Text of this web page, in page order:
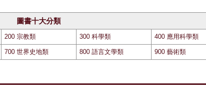
圖書十大分類
200 宗教類 300 科學類 400 應用科學類
700 世界史地類 800 語言文學類 900 藝術類